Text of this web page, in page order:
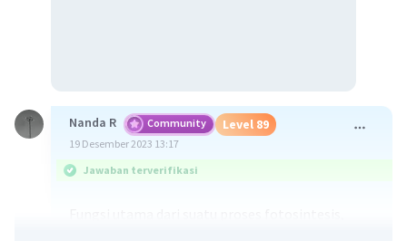
Nanda R Community Level 89
19 Desember 2023 13:17
Jawaban terverifikasi